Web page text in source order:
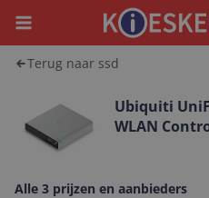
Menu
Terug naar ssd
Ubiquiti
WLAN
Alle 3 prijzen en aanbieders